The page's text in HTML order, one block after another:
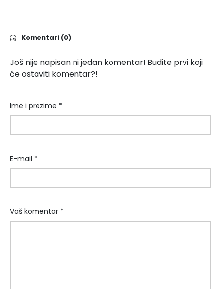
Komentari (0)
Još nije napisan ni jedan komentar! Budite prvi koji
će ostaviti komentar?!
Ime i prezime *
E-mail *
Vaš komentar *